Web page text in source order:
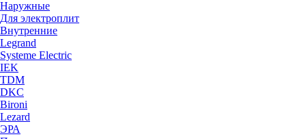
Наружные
Для электроплит
Внутренние
Legrand
Systeme Electric
IEK
TDM
DKC
Bironi
Lezard
ЭРА